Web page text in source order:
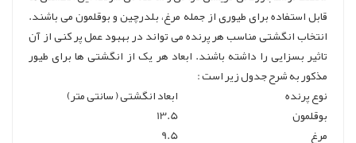
قابل استفاده برای طیوری از جمله مرغ، بلدرچین و بوقلمون می باشند.
انتخاب انگشتی مناسب هر پرنده می تواند در بهبود عمل پر کنی از آن
تاثیر بسزایی را داشته باشند. ابعاد هر یک از انگشتی ها برای طیور
مذکور به شرح جدول زیر است :
نوع پرنده
ابعاد انگشتی ( سانتی متر)
بوقلمون
13.5
مرغ
9.5